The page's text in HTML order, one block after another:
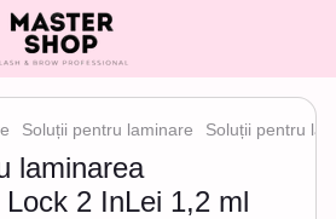
Soluții pentru laminare Soluții pentru
laminarea
2 InLei 1,2 ml